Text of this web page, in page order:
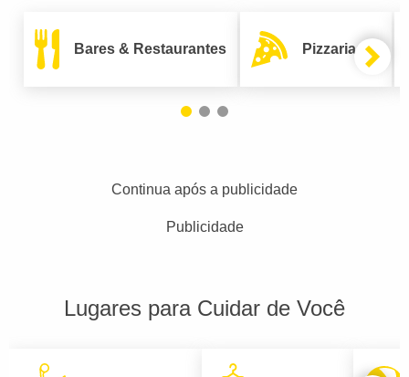
Bares & Restaurantes Pizzarias
Continua após a publicidade
Publicidade
Lugares para Cuidar de Você